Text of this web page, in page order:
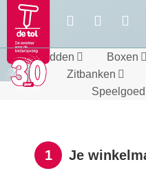
Je
1
Bedden Boxen
Zitbanken
Speelgoed